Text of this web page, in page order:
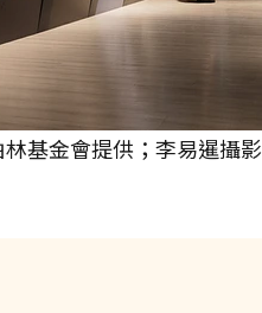
基金會提供；李易暹攝影